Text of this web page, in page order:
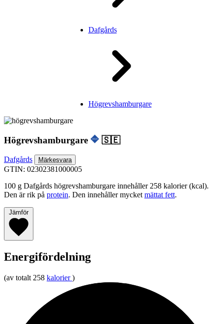
Dafgårds
Högrevshamburgare
Högrevshamburgare 🇸🇪
Dafgårds Märkesvara
GTIN: 02302381000005
100 g Dafgårds högrevshamburgare innehåller 258 kalorier (kcal).
Den är rik på protein. Den innehåller mycketmättat fett.
Jämför
Energifördelning
(av totalt 258 kalorier )